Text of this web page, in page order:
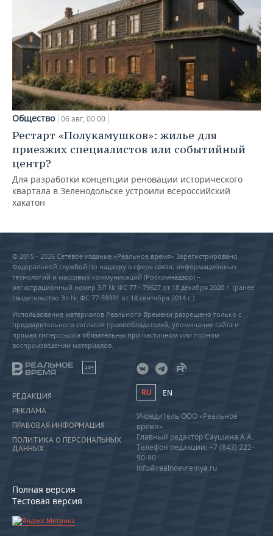
Общество 06 авг, 00:00
Рестарт «Полукамушков»: жилье для
приезжих специалистов или событийный
центр?
Для разработки концепции реновации исторического
квартала в Зеленодольске устроили всероссийский
хакатон
© 2015 - 2026 Сетевое издание «Реальное время» Зарегистрировано
Федеральной службой по надзору в сфере связи, информационных
технологий и массовых коммуникаций (Роскомнадзор) –
регистрационный номер ЭЛ № ФС 77 - 79627 от 18 декабря 2020 г. (ранее
свидетельство Эл № ФС 77-59331 от 18 сентября 2014 г.)
Использование материалов Реального Времени разрешено только с
предварительного согласия правообладателей, упоминание сайта и
прямая гиперссылка обязательны при частичном или полном
воспроизведении материалов.
18+
РЕДАКЦИЯ
РЕКЛАМА
ПРАВОВАЯ ИНФОРМАЦИЯ
ПОЛИТИКА О ПЕРСОНАЛЬНЫХ
ДАННЫХ
Полная версия
Тестовая версия
RU EN
Учредитель ООО «Реальное
время»
Главный редактор Саушина А.А.
Телефон редакции: +7 (843) 222-
90-80
info@realnoevremya.ru